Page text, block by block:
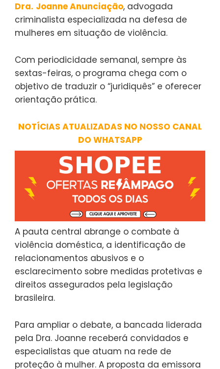
Dra. Joanne Anunciação, advogada
criminalista especializada na defesa de
mulheres em situação de violência.
Com periodicidade semanal, sempre às
sextas-feiras, o programa chega com o
objetivo de traduzir o “juridiquês” e oferecer
orientação prática.
NOTÍCIAS ATUALIZADAS NO NOSSO CANAL
DO WHATSAPP
A pauta central abrange o combate à
violência doméstica, a identificação de
relacionamentos abusivos e o
esclarecimento sobre medidas protetivas e
direitos assegurados pela legislação
brasileira.
Para ampliar o debate, a bancada liderada
pela Dra. Joanne receberá convidados e
especialistas que atuam na rede de
proteção à mulher. A proposta da emissora